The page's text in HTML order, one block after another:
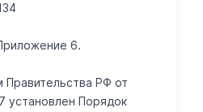
6.
Правительства РФ от
установлен Порядок